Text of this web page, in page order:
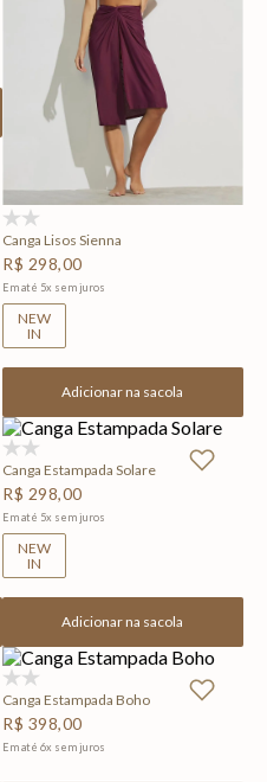
Canga Lisos Sienna
R$ 298,00
Em até 5x sem juros
NEW
IN
Adicionar na sacola
Canga Estampada Solare
R$ 298,00
Em até 5x sem juros
NEW
IN
Adicionar na sacola
Canga Estampada Boho
R$ 398,00
Em até 6x sem juros